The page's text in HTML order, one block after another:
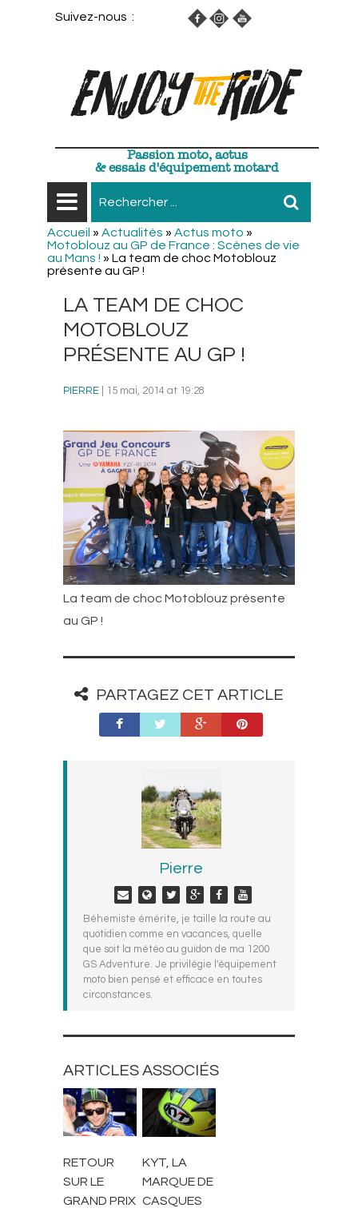
Suivez-nous :
Passion moto, actus
& essais d'équipement motard
Accueil » Actualités » Actus moto »
Motoblouz au GP de France : Scènes de vie
au Mans ! » La team de choc Motoblouz
présente au GP !
LA TEAM DE CHOC
MOTOBLOUZ
PRÉSENTE AU GP !
PIERRE | 15 mai, 2014 at 19:28
La team de choc Motoblouz présente
au GP !
PARTAGEZ CET ARTICLE
Pierre
Béhemiste émérite, je taille la route au
quotidien comme en vacances, quelle
que soit la météo au guidon de ma 1200
GS Adventure. Je privilégie l'équipement
moto bien pensé et efficace en toutes
circonstances.
ARTICLES ASSOCIÉS
ACTUALITÉS
RETOUR
SUR LE
GRAND PRIX
ACTUALITÉS
KYT, LA
MARQUE DE
CASQUES